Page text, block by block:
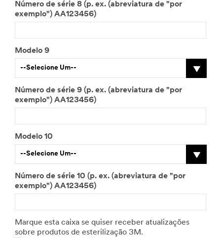
Número de série 8 (p. ex. (abreviatura de "por
exemplo") AA123456)
Modelo 9
--Selecione Um--
Número de série 9 (p. ex. (abreviatura de "por
exemplo") AA123456)
Modelo 10
--Selecione Um--
Número de série 10 (p. ex. (abreviatura de "por
exemplo") AA123456)
Marque esta caixa se quiser receber atualizações
sobre produtos de esterilização 3M.